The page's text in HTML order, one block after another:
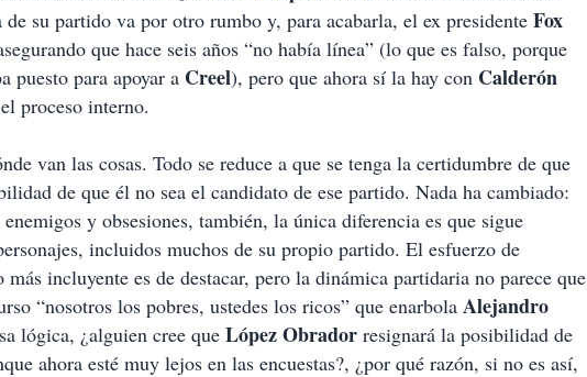
su partido va por otro rumbo y, para acabarla, el ex presidente Fox
que hace seis años “no había línea” (lo que es falso, porque
puesto para apoyar a Creel), pero que ahora sí la hay con Calderón
proceso interno.
van las cosas. Todo se reduce a que se tenga la certidumbre de que
de que él no sea el candidato de ese partido. Nada ha cambiado:
y obsesiones, también, la única diferencia es que sigue
incluidos muchos de su propio partido. El esfuerzo de
incluyente es de destacar, pero la dinámica partidaria no parece que
“nosotros los pobres, ustedes los ricos” que enarbola Alejandro
lógica, ¿alguien cree que López Obrador resignará la posibilidad de
ahora esté muy lejos en las encuestas?, ¿por qué razón, si no es así,